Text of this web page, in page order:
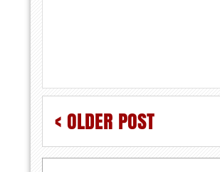
< OLDER POST